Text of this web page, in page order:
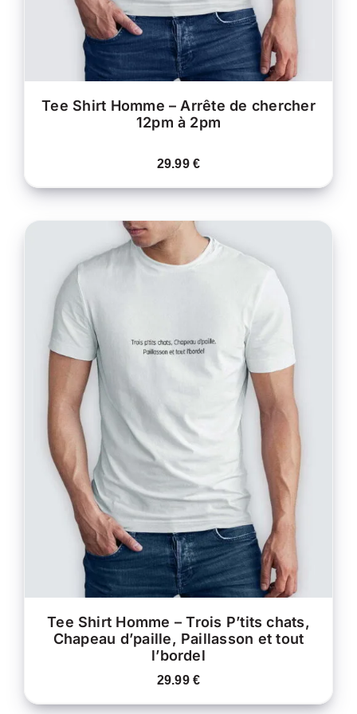
CHOISIES
SUR
LA
PAGE
DU
Tee Shirt Homme – Arrête de chercher
12pm à 2pm
29.99€
CHOIX DES OPTIONS
PRODUIT
VARIATIONS.
LES
OPTIONS
PEUVENT
ÊTRE
CHOISIES
SUR
LA
PAGE
DU
DÉTAILS
Tee Shirt Homme – Trois P’tits chats,
Chapeau d’paille, Paillasson et tout
l’bordel
29.99€